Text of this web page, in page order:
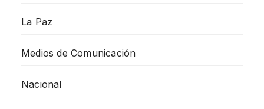
La Paz
Medios de Comunicación
Nacional